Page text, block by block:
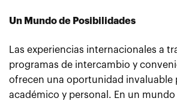
Un Mundo de Posibilidades
Las experiencias internacionales a
programas de intercambio y
ofrecen una oportunidad invaluable
académico y personal. En un mundo